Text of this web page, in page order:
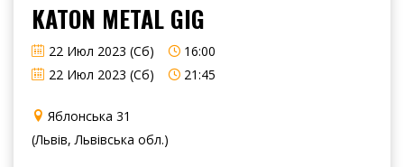
KATON METAL GIG
22 Июл 2023 (Сб)
16:00
22 Июл 2023 (Сб)
21:45
Яблонська 31
(Львів, Львівська обл.)